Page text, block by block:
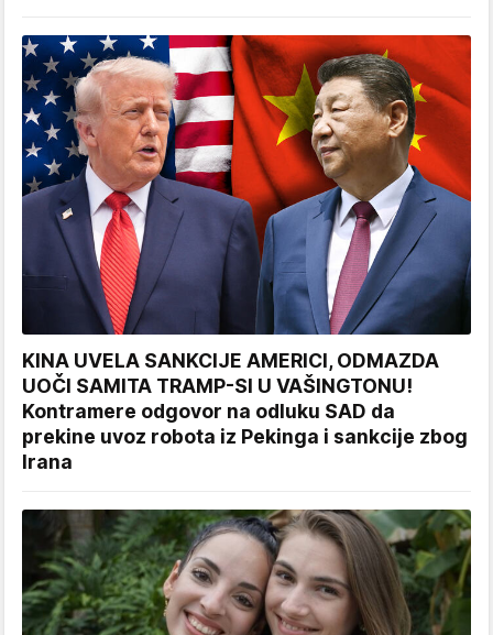
KINA UVELA SANKCIJE AMERICI, ODMAZDA
UOČI SAMITA TRAMP-SI U VAŠINGTONU!
Kontramere odgovor na odluku SAD da
prekine uvoz robota iz Pekinga i sankcije zbog
Irana